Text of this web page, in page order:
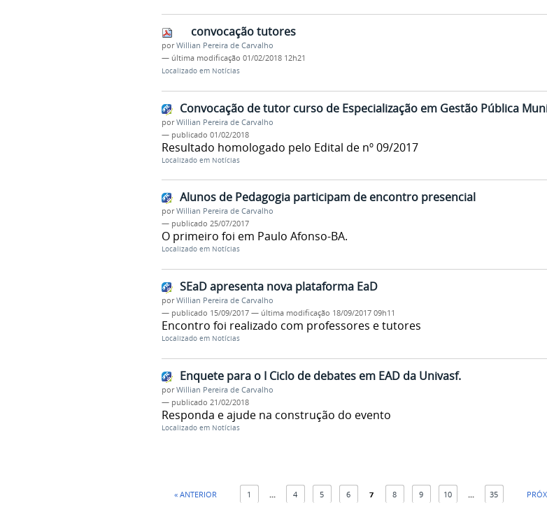
convocação tutores
porWillian Pereira de Carvalho
— última modificação 01/02/2018 12h21
Localizado em Notícias
Convocação de tutor curso de Especialização em Gestão Pública
porWillian Pereira de Carvalho
— publicado 01/02/2018
Resultado homologado pelo Edital de nº 09/2017
Localizado em Notícias
Alunos de Pedagogia participam de encontro presencial
porWillian Pereira de Carvalho
— publicado 25/07/2017
O primeiro foi em Paulo Afonso-BA.
Localizado em Notícias
SEaD apresenta nova plataforma EaD
porWillian Pereira de Carvalho
— publicado 15/09/2017 — última modificação 18/09/2017 09h11
Encontro foi realizado com professores e tutores
Localizado em Notícias
Enquete para o I Ciclo de debates em EAD da Univasf.
porWillian Pereira de Carvalho
— publicado 21/02/2018
Responda e ajude na construção do evento
Localizado em Notícias
« ANTERIOR 1 4 5 6 7 8 9 10 35